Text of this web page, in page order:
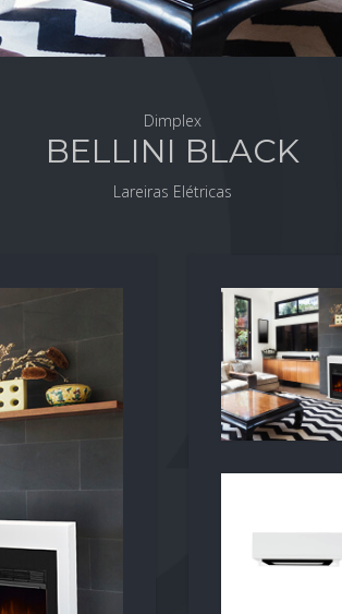
Dimplex
BELLINI BLACK
Lareiras Elétricas